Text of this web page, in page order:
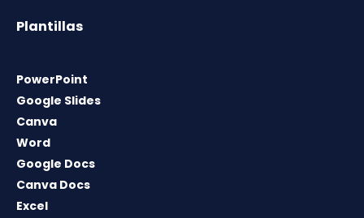
Plantillas
PowerPoint
Google Slides
Canva
Word
Google Docs
Canva Docs
Excel